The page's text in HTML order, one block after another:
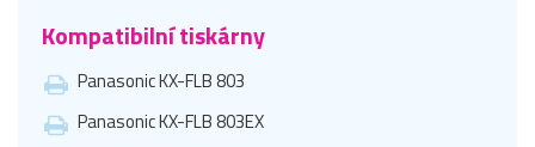
Kompatibilní tiskárny
Panasonic KX-FLB 803
Panasonic KX-FLB 803EX